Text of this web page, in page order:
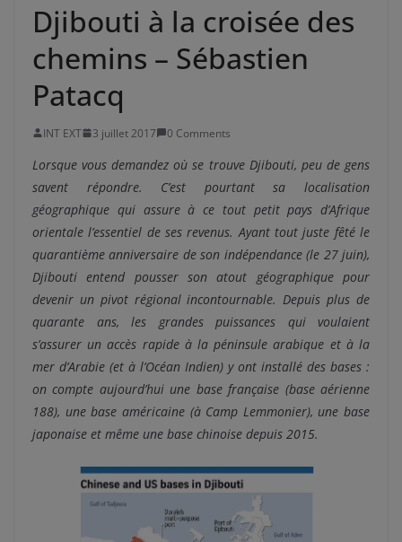
Djibouti à la croisée des
chemins – Sébastien
Patacq
INT EXT 3 juillet 2017 0 Comments
Lorsque vous demandez où se trouve Djibouti, peu de gens
savent répondre. C’est pourtant sa localisation
géographique qui assure à ce tout petit pays d’Afrique
orientale l’essentiel de ses revenus. Ayant tout juste fêté le
quarantième anniversaire de son indépendance (le 27 juin),
Djibouti entend pousser son atout géographique pour
devenir un pivot régional incontournable. Depuis plus de
quarante ans, les grandes puissances qui voulaient
s’assurer un accès rapide à la péninsule arabique et à la
mer d’Arabie (et à l’Océan Indien) y ont installé des bases :
on compte aujourd’hui une base française (base aérienne
188), une base américaine (à Camp Lemmonier), une base
japonaise et même une base chinoise depuis 2015.